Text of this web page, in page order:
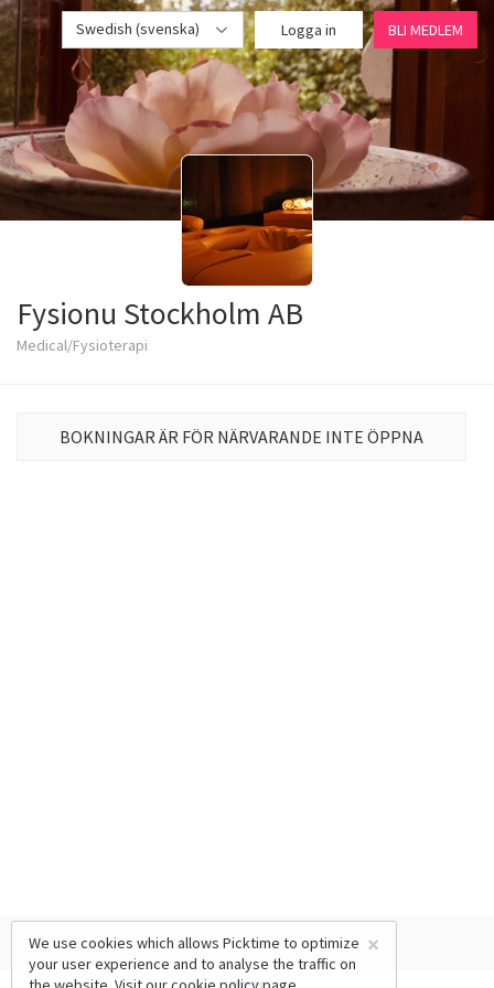
Swedish (svenska) Logga in BLI MEDLEM
Fysionu Stockholm AB
Medical/Fysioterapi
BOKNINGAR ÄR FÖR NÄRVARANDE INTE ÖPPNA
×
We use cookies which allows Picktime to optimize
your user experience and to analyse the traffic on